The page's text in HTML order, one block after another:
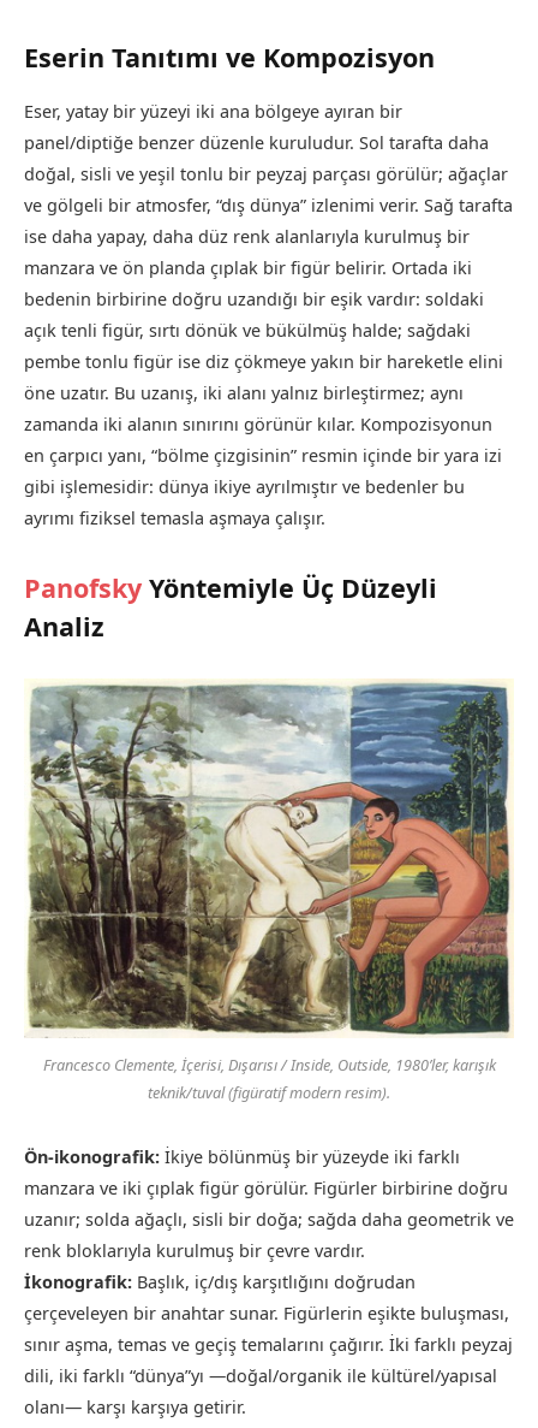
Eserin Tanıtımı ve Kompozisyon
Eser, yatay bir yüzeyi iki ana bölgeye ayıran bir
panel/diptiğe benzer düzenle kuruludur. Sol tarafta daha
doğal, sisli ve yeşil tonlu bir peyzaj parçası görülür; ağaçlar
ve gölgeli bir atmosfer, “dış dünya” izlenimi verir. Sağ tarafta
ise daha yapay, daha düz renk alanlarıyla kurulmuş bir
manzara ve ön planda çıplak bir figür belirir. Ortada iki
bedenin birbirine doğru uzandığı bir eşik vardır: soldaki
açık tenli figür, sırtı dönük ve bükülmüş halde; sağdaki
pembe tonlu figür ise diz çökmeye yakın bir hareketle elini
öne uzatır. Bu uzanış, iki alanı yalnız birleştirmez; aynı
zamanda iki alanın sınırını görünür kılar. Kompozisyonun
en çarpıcı yanı, “bölme çizgisinin” resmin içinde bir yara izi
gibi işlemesidir: dünya ikiye ayrılmıştır ve bedenler bu
ayrımı fiziksel temasla aşmaya çalışır.
Panofsky Yöntemiyle Üç Düzeyli
Analiz
Francesco Clemente, İçerisi, Dışarısı / Inside, Outside, 1980’ler, karışık
teknik/tuval (figüratif modern resim).
Ön-ikonografik: İkiye bölünmüş bir yüzeyde iki farklı
manzara ve iki çıplak figür görülür. Figürler birbirine doğru
uzanır; solda ağaçlı, sisli bir doğa; sağda daha geometrik ve
renk bloklarıyla kurulmuş bir çevre vardır.
İkonografik: Başlık, iç/dış karşıtlığını doğrudan
çerçeveleyen bir anahtar sunar. Figürlerin eşikte buluşması,
sınır aşma, temas ve geçiş temalarını çağırır. İki farklı peyzaj
dili, iki farklı “dünya”yı —doğal/organik ile kültürel/yapısal
olanı— karşı karşıya getirir.